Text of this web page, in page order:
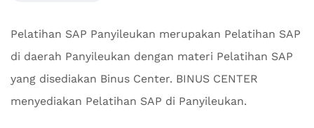
Pelatihan SAP Panyileukan merupakan Pelatihan SAP
di daerah Panyileukan dengan materi Pelatihan SAP
yang disediakan Binus Center. BINUS CENTER
menyediakan Pelatihan SAP di Panyileukan.